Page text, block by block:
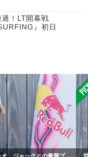
！LT開幕戦
』初日